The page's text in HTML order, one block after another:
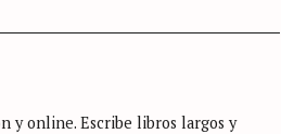
y online. Escribe libros largos y